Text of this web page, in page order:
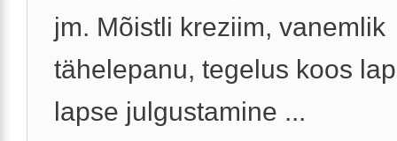
jm. Mõistli kreziim, vanemlik
tähelepanu, tegelus koos
lapse julgustamine ...